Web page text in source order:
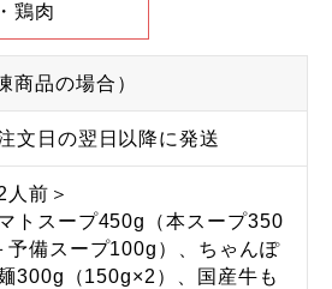
鶏肉
商品の場合）
文日の翌日以降に発送
人前＞
トスープ450g（本スープ350
予備スープ100g）、ちゃんぽ
300g（150g×2）、国産牛も